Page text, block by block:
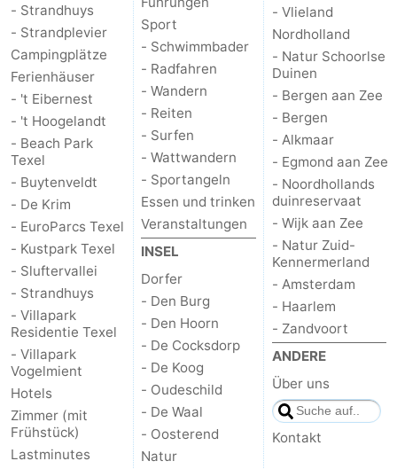
- Strandhuys
- Strandplevier
Campingplätze
Ferienhäuser
- 't Eibernest
- 't Hoogelandt
- Beach Park
Texel
- Buytenveldt
- De Krim
- EuroParcs Texel
- Kustpark Texel
- Sluftervallei
- Strandhuys
- Villapark
Residentie Texel
- Villapark
Vogelmient
Hotels
Zimmer (mit
Frühstück)
Lastminutes
Sport
- Schwimmbader
- Radfahren
- Wandern
- Reiten
- Surfen
- Wattwandern
- Sportangeln
Essen und trinken
Veranstaltungen
INSEL
Dorfer
- Den Burg
- Den Hoorn
- De Cocksdorp
- De Koog
- Oudeschild
- De Waal
- Oosterend
Natur
- Vlieland
Nordholland
- Natur Schoorlse
Duinen
- Bergen aan Zee
- Bergen
- Alkmaar
- Egmond aan Zee
- Noordhollands
duinreservaat
- Wijk aan Zee
- Natur Zuid-
Kennermerland
- Amsterdam
- Haarlem
- Zandvoort
ANDERE
Über uns
Kontakt